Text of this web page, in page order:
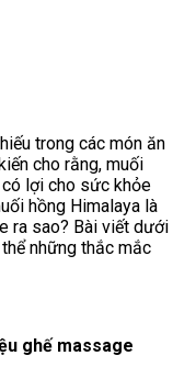
trong các món ăn
cho rằng, muối
có lợi cho sức khỏe
hồng Himalaya là
ra sao? Bài viết dưới
những thắc mắc
ghế massage